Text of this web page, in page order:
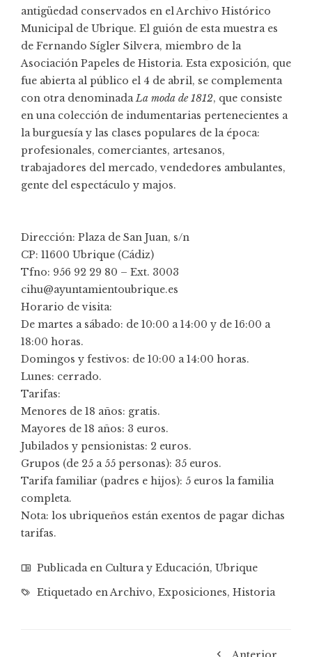
antigüedad conservados en el Archivo Histórico
Municipal de Ubrique. El guión de esta muestra es
de Fernando Sígler Silvera, miembro de la
Asociación Papeles de Historia. Esta exposición, que
fue abierta al público el 4 de abril, se complementa
con otra denominadaLa moda de 1812, que consiste
en una colección de indumentarias pertenecientes a
la burguesía y las clases populares de la época:
profesionales, comerciantes, artesanos,
trabajadores del mercado, vendedores ambulantes,
gente del espectáculo y majos.
Dirección: Plaza de San Juan, s/n
CP: 11600 Ubrique (Cádiz)
Tfno: 956 92 29 80 – Ext. 3003
cihu@ayuntamientoubrique.es
Horario de visita:
De martes a sábado: de 10:00 a 14:00 y de 16:00 a
18:00 horas.
Domingos y festivos: de 10:00 a 14:00 horas.
Lunes: cerrado.
Tarifas:
Menores de 18 años: gratis.
Mayores de 18 años: 3 euros.
Jubilados y pensionistas: 2 euros.
Grupos (de 25 a 55 personas): 35 euros.
Tarifa familiar (padres e hijos): 5 euros la familia
completa.
Nota: los ubriqueños están exentos de pagar dichas
tarifas.
Publicada en Cultura y Educación, Ubrique
Etiquetado enArchivo, Exposiciones, Historia